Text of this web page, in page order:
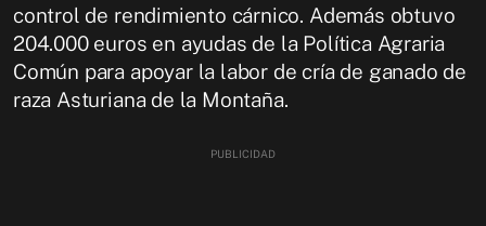
control de rendimiento cárnico. Además obtuvo
204.000 euros en ayudas de la Política Agraria
Común para apoyar la labor de cría de ganado de
raza Asturiana de la Montaña.